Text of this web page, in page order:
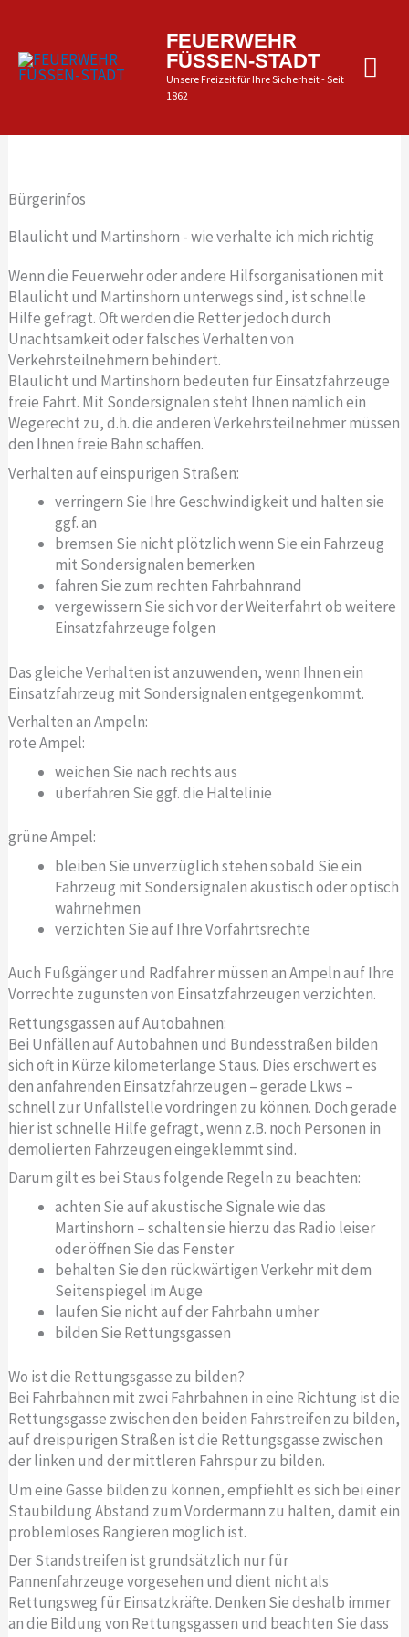
springen
FEUERWEHR
FÜSSEN-STADT
Unsere Freizeit für Ihre Sicherheit - Seit
1862
Bürgerinfos
Blaulicht und Martinshorn - wie verhalte ich mich richtig
Wenn die Feuerwehr oder andere Hilfsorganisationen mit
Blaulicht und Martinshorn unterwegs sind, ist schnelle
Hilfe gefragt. Oft werden die Retter jedoch durch
Unachtsamkeit oder falsches Verhalten von
Verkehrsteilnehmern behindert.
Blaulicht und Martinshorn bedeuten für Einsatzfahrzeuge
freie Fahrt. Mit Sondersignalen steht Ihnen nämlich ein
Wegerecht zu, d.h. die anderen Verkehrsteilnehmer müssen
den Ihnen freie Bahn schaffen.
Verhalten auf einspurigen Straßen:
verringern Sie Ihre Geschwindigkeit und halten sie
ggf. an
bremsen Sie nicht plötzlich wenn Sie ein Fahrzeug
mit Sondersignalen bemerken
fahren Sie zum rechten Fahrbahnrand
vergewissern Sie sich vor der Weiterfahrt ob weitere
Einsatzfahrzeuge folgen
Das gleiche Verhalten ist anzuwenden, wenn Ihnen ein
Einsatzfahrzeug mit Sondersignalen entgegenkommt.
Verhalten an Ampeln:
rote Ampel:
weichen Sie nach rechts aus
überfahren Sie ggf. die Haltelinie
grüne Ampel:
bleiben Sie unverzüglich stehen sobald Sie ein
Fahrzeug mit Sondersignalen akustisch oder optisch
wahrnehmen
verzichten Sie auf Ihre Vorfahrtsrechte
Auch Fußgänger und Radfahrer müssen an Ampeln auf Ihre
Vorrechte zugunsten von Einsatzfahrzeugen verzichten.
Rettungsgassen auf Autobahnen:
Bei Unfällen auf Autobahnen und Bundesstraßen bilden
sich oft in Kürze kilometerlange Staus. Dies erschwert es
den anfahrenden Einsatzfahrzeugen – gerade Lkws –
schnell zur Unfallstelle vordringen zu können. Doch gerade
hier ist schnelle Hilfe gefragt, wenn z.B. noch Personen in
demolierten Fahrzeugen eingeklemmt sind.
Darum gilt es bei Staus folgende Regeln zu beachten:
achten Sie auf akustische Signale wie das
Martinshorn – schalten sie hierzu das Radio leiser
oder öffnen Sie das Fenster
behalten Sie den rückwärtigen Verkehr mit dem
Seitenspiegel im Auge
laufen Sie nicht auf der Fahrbahn umher
bilden Sie Rettungsgassen
Wo ist die Rettungsgasse zu bilden?
Bei Fahrbahnen mit zwei Fahrbahnen in eine Richtung ist die
Rettungsgasse zwischen den beiden Fahrstreifen zu bilden,
auf dreispurigen Straßen ist die Rettungsgasse zwischen
der linken und der mittleren Fahrspur zu bilden.
Um eine Gasse bilden zu können, empfiehlt es sich bei einer
Staubildung Abstand zum Vordermann zu halten, damit ein
problemloses Rangieren möglich ist.
Der Standstreifen ist grundsätzlich nur für
Pannenfahrzeuge vorgesehen und dient nicht als
Rettungsweg für Einsatzkräfte. Denken Sie deshalb immer
an die Bildung von Rettungsgassen und beachten Sie dass